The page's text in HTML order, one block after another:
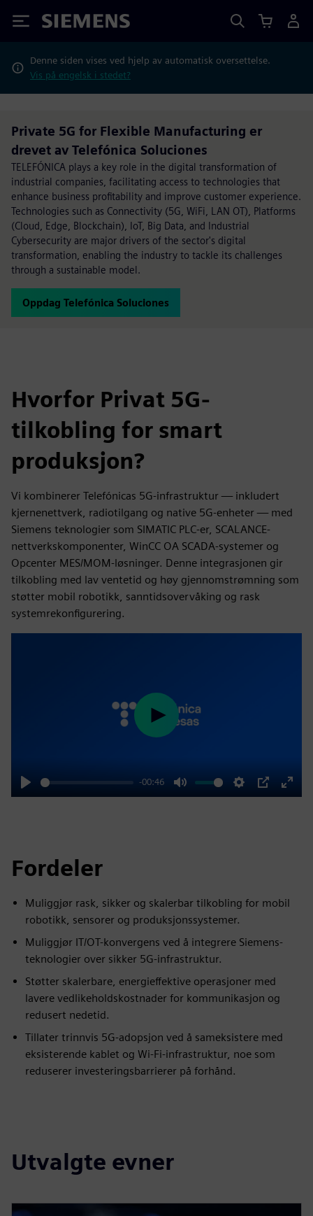
Siemens
Denne siden vises ved hjelp av automatisk oversettelse.
Vis på engelsk i stedet?
Private 5G for Flexible Manufacturing er
drevet av Telefónica Soluciones
TELEFÓNICA plays a key role in the digital transformation of
industrial companies, facilitating access to technologies that
enhance business profitability and improve customer experience.
Technologies such as Connectivity (5G, WiFi, LAN OT), Platforms
(Cloud, Edge, Blockchain), IoT, Big Data, and Industrial
Cybersecurity are major drivers of the sector's digital
transformation, enabling the industry to tackle its challenges
through a sustainable model.
Oppdag Telefónica Soluciones
Hvorfor Privat 5G-
tilkobling for smart
produksjon?
Vi kombinerer Telefónicas 5G-infrastruktur — inkludert
kjernenettverk, radiotilgang og native 5G-enheter — med
Siemens teknologier som SIMATIC PLC-er, SCALANCE-
nettverkskomponenter, WinCC OA SCADA-systemer og
Opcenter MES/MOM-løsninger. Denne integrasjonen gir
tilkobling med lav ventetid og høy gjennomstrømning som
støtter mobil robotikk, sanntidsovervåking og rask
systemrekonfigurering.
Play
-00:46
Mute Settings
PIP
Enter
Play
Fordeler
Muliggjør rask, sikker og skalerbar tilkobling for mobil
robotikk, sensorer og produksjonssystemer.
Muliggjør IT/OT-konvergens ved å integrere Siemens-
teknologier over sikker 5G-infrastruktur.
Støtter skalerbare, energieffektive operasjoner med
lavere vedlikeholdskostnader for kommunikasjon og
redusert nedetid.
Tillater trinnvis 5G-adopsjon ved å sameksistere med
eksisterende kablet og Wi-Fi-infrastruktur, noe som
reduserer investeringsbarrierer på forhånd.
Utvalgte evner